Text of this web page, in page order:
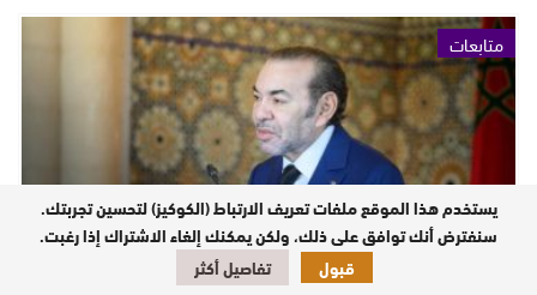
متابعات
يستخدم هذا الموقع ملفات تعريف الارتباط (الكوكيز) لتحسين تجربتك.
سنفترض أنك توافق على ذلك، ولكن يمكنك إلغاء الاشتراك إذا رغبت.
قبول
تفاصيل أكثر